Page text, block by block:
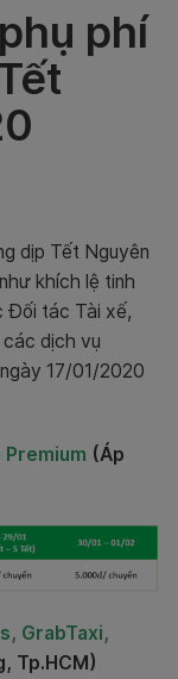
phí
dịp Tết Nguyên
khích lệ tinh
Đối tác Tài xế,
các dịch vụ
17/01/2020
(Áp
GrabTaxi,
Tp.HCM)